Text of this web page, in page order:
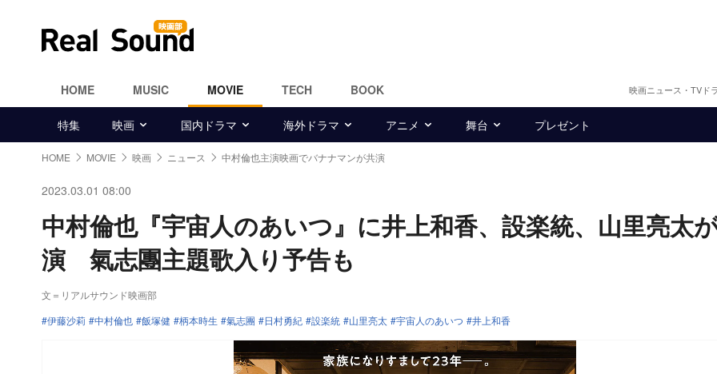
HOME MUSIC MOVIE TECH BOOK 映画ニュース・TVド
特集 映画 国内ドラマ 海外ドラマ アニメ 舞台 プレゼント
HOME MOVIE 映画 ニュース 中村倫也主演映画でバナナマンが共演
2023.03.01 08:00
中村倫也『宇宙人のあいつ』に井上和香、設楽統、山里亮太
演 氣志團主題歌入り予告も
文＝リアルサウンド映画部
伊藤沙莉
中村倫也 飯塚健 柄本時生 氣志團 日村勇紀 設楽統 山里亮太 宇宙人のあいつ 井上和香